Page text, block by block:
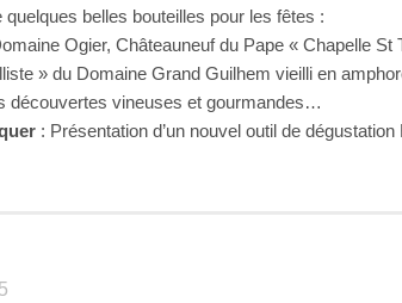
2015
quelques belles bouteilles pour les fêtes :
Ogier, Châteauneuf du Pape « Chapelle St
» du Domaine Grand Guilhem vieilli en
découvertes vineuses et gourmandes…
: Présentation d’un nouvel outil de